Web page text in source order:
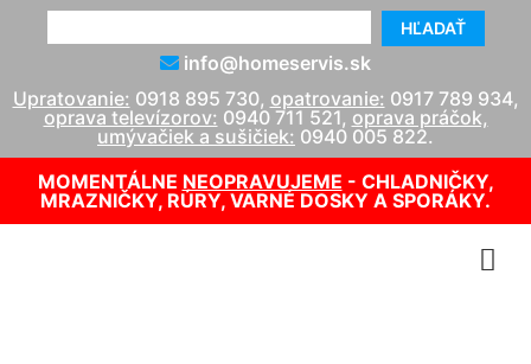
HĽADAŤ
info@homeservis.sk
Upratovanie: 0918 895 730, opatrovanie: 0917 789 934,
oprava televízorov: 0940 711 521, oprava práčok,
umývačiek a sušičiek: 0940 005 822.
MOMENTÁLNE NEOPRAVUJEME - CHLADNIČKY,
MRAZNIČKY, RÚRY, VARNÉ DOSKY A SPORÁKY.